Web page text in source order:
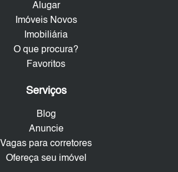
Alugar
Imóveis Novos
Imobiliária
O que procura?
Favoritos
Serviços
Blog
Anuncie
Vagas para corretores
Ofereça seu imóvel